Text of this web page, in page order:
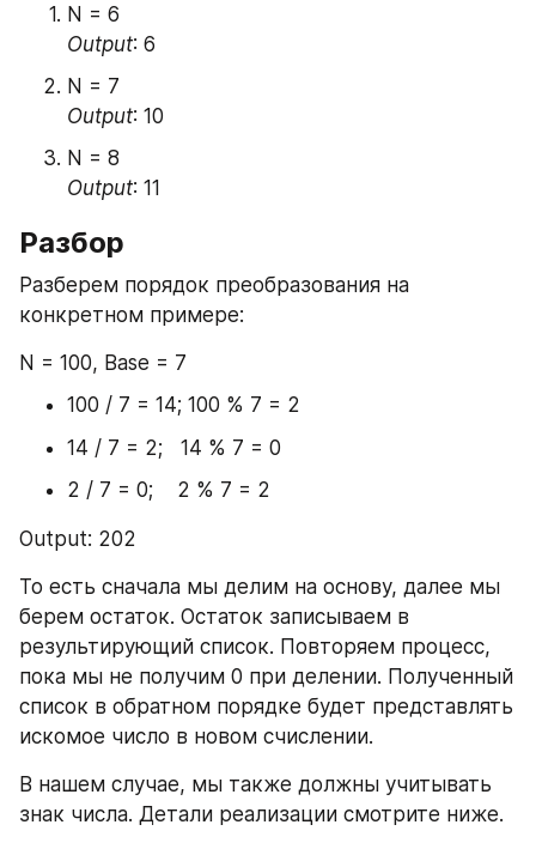
N = 6
Output: 6
N = 7
Output: 10
N = 8
Output: 11
Разбор
Разберем порядок преобразования на
конкретном примере:
N = 100, Base = 7
100 / 7 = 14; 100 % 7 = 2
14 / 7 = 2;   14 % 7 = 0
2 / 7 = 0;    2 % 7 = 2
Output: 202
То есть сначала мы делим на основу, далее мы
берем остаток. Остаток записываем в
результирующий список. Повторяем процесс,
пока мы не получим 0 при делении. Полученный
список в обратном порядке будет представлять
искомое число в новом счислении.
В нашем случае, мы также должны учитывать
знак числа. Детали реализации смотрите ниже.